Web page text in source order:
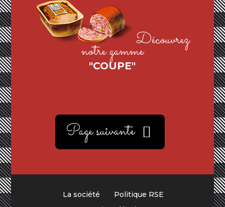
Découvrez
notre gamme
"COUPE"
Page suivante
La société
Politique RSE